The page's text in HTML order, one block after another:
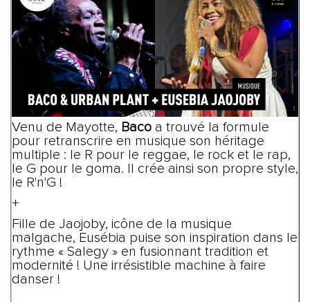
Venu de Mayotte, Baco a trouvé la formule
pour retranscrire en musique son héritage
multiple : le R pour le reggae, le rock et le rap,
le G pour le goma. Il crée ainsi son propre style,
le R'n'G !
+
Fille de Jaojoby, icône de la musique
malgache, Eusébia puise son inspiration dans le
rythme « Salegy » en fusionnant tradition et
modernité ! Une irrésistible machine à faire
danser !